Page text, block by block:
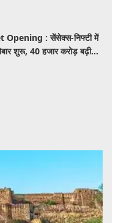
: सेंसेक्स-निफ्टी में
शुरू, 40 हजार करोड़ बढ़ी